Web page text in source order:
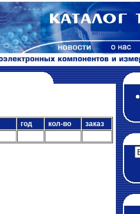
год кол-во заказ